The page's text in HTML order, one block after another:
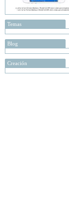
Temas
Blog
Creación